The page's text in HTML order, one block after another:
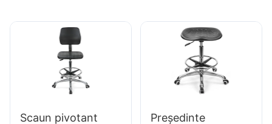
Scaun pivotant Președinte